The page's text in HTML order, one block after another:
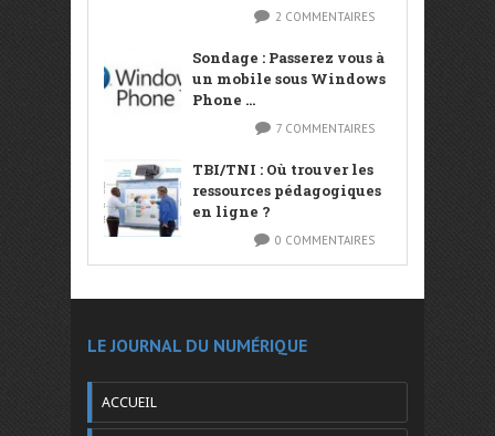
2 COMMENTAIRES
Sondage : Passerez vous à
un mobile sous Windows
Phone ...
7 COMMENTAIRES
TBI/TNI : Où trouver les
ressources pédagogiques
en ligne ?
0 COMMENTAIRES
LE JOURNAL DU NUMÉRIQUE
ACCUEIL